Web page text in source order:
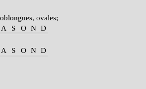
ovales;
A S O N D
A S O N D